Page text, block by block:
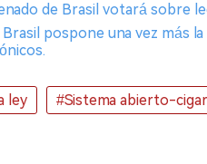
de Brasil votará sobre
Brasil pospone una vez más
ley #Sistema abierto-